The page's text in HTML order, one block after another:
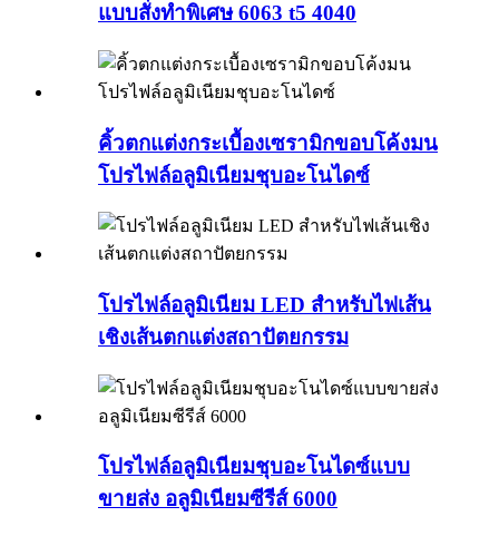
แบบสั่งทำพิเศษ 6063 t5 4040
คิ้วตกแต่งกระเบื้องเซรามิกขอบโค้งมน
โปรไฟล์อลูมิเนียมชุบอะโนไดซ์
โปรไฟล์อลูมิเนียม LED สำหรับไฟเส้น
เชิงเส้นตกแต่งสถาปัตยกรรม
โปรไฟล์อลูมิเนียมชุบอะโนไดซ์แบบ
ขายส่ง อลูมิเนียมซีรีส์ 6000